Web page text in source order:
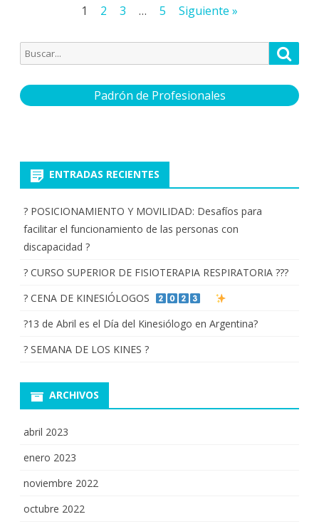
entradas
1 2 3 … 5 Siguiente »
Buscar
por:
Padrón de Profesionales
ENTRADAS RECIENTES
? POSICIONAMIENTO Y MOVILIDAD: Desafíos para
facilitar el funcionamiento de las personas con
discapacidad ?
? CURSO SUPERIOR DE FISIOTERAPIA RESPIRATORIA ???
? CENA DE KINESIÓLOGOS
?13 de Abril es el Día del Kinesiólogo en Argentina?
? SEMANA DE LOS KINES ?
ARCHIVOS
abril 2023
enero 2023
noviembre 2022
octubre 2022